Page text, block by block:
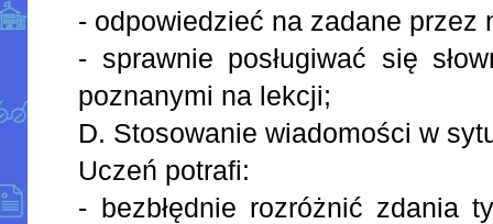
- odpowiedzieć na zadane przez
- sprawnie posługiwać się
poznanymi na lekcji;
D. Stosowanie wiadomości w
Uczeń potrafi:
- bezbłędnie rozróżnić zdania